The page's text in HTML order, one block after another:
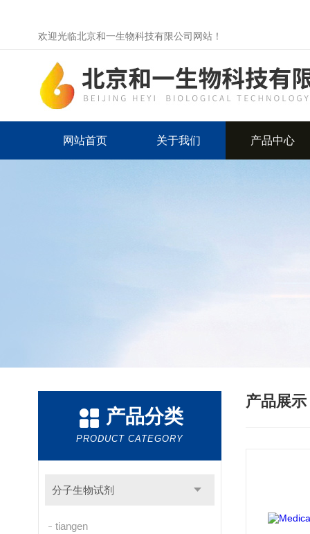
欢迎光临北京和一生物科技有限公司网站！
网站首页 关于我们 产品中心
产品分类
PRODUCT CATEGORY
分子生物试剂
tiangen
产品展示